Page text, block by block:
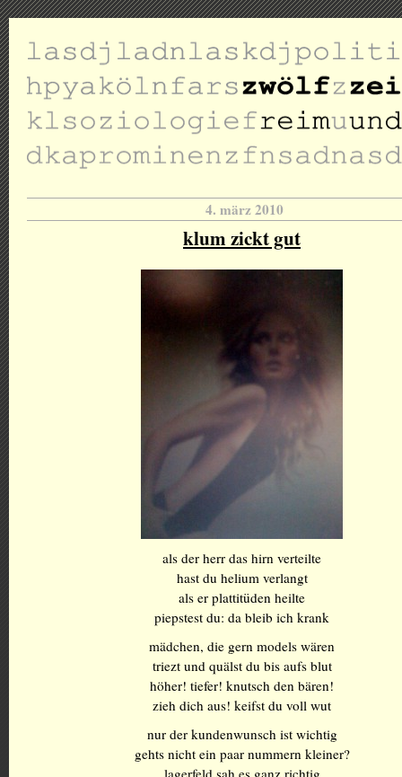
4. märz 2010
klum zickt gut
als der herr das hirn verteilte
hast du helium verlangt
als er plattitüden heilte
piepstest du: da bleib ich krank
mädchen, die gern models wären
triezt und quälst du bis aufs blut
höher! tiefer! knutsch den bären!
zieh dich aus! keifst du voll wut
nur der kundenwunsch ist wichtig
gehts nicht ein paar nummern kleiner?
lagerfeld sah es ganz richtig